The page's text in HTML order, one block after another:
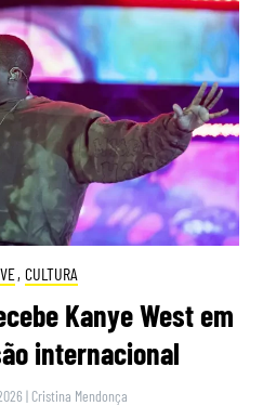
, CULTURA
Kanye West em
internacional
| Cristina Mendonça